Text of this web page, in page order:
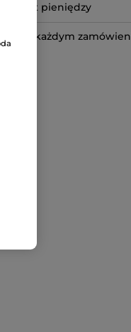
zwrot pieniędzy
przy każdym